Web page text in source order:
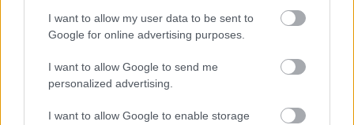
I want to allow my user data to be sent to
Google for online advertising purposes.
I want to allow Google to send me
personalized advertising.
I want to allow Google to enable storage
Elolvasom
Itt állíthatod be, hogy a Csakfoci az elsők